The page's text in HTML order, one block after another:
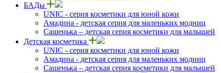
БАДы
UNIC - серия косметики для юной кожи
Амадина - детская серия для маленьких модниц
Сашенька – детская серия косметики для малышей
Детская косметика
UNIC - серия косметики для юной кожи
Амадина - детская серия для маленьких модниц
Сашенька – детская серия косметики для малышей